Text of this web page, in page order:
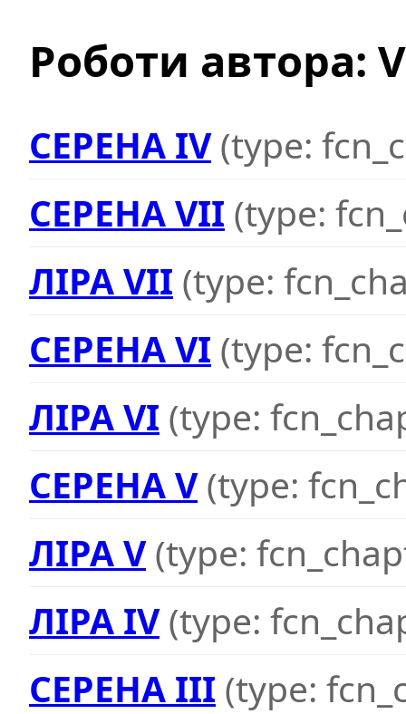
Роботи автора:
СЕРЕНА IV (type:
СЕРЕНА VII (type:
ЛІРА VII (type:
СЕРЕНА VI (type:
ЛІРА VI (type:
СЕРЕНА V (type:
ЛІРА V (type:
ЛІРА IV (type:
СЕРЕНА III (type: